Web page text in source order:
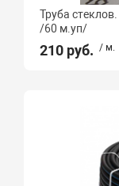
Труба
/60 м.уп/
210 руб. / м.